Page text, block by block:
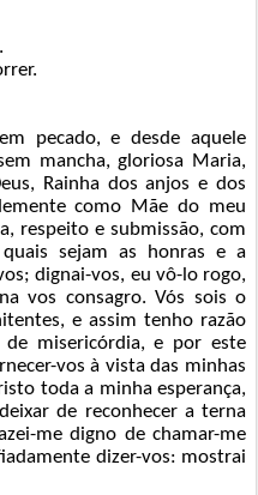
pecado, e desde aquele
mancha, gloriosa Maria,
Rainha dos anjos e dos
como Mãe do meu
respeito e submissão, com
sejam as honras e a
dignai-vos, eu vô-lo rogo,
vos consagro. Vós sois o
e assim tenho razão
misericórdia, e por este
vos à vista das minhas
toda a minha esperança,
de reconhecer a terna
me digno de chamar-me
dizer-vos: mostrai